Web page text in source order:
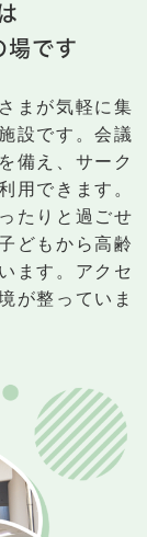
場です
まが気軽に集
設です。会議
備え、サーク
用できます。
たりと過ごせ
どもから高齢
ます。アクセ
が整っていま